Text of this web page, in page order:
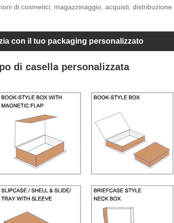
di cosmetici, magazzinaggio, acquisti, distribuzione
con il tuo packaging personalizzato
di casella personalizzata